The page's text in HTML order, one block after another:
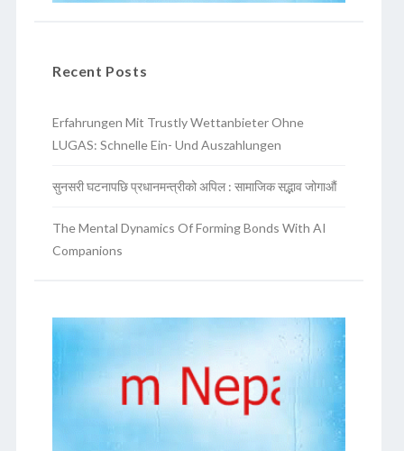
Recent Posts
Erfahrungen Mit Trustly Wettanbieter Ohne
LUGAS: Schnelle Ein- Und Auszahlungen
सुनसरी घटनापछि प्रधानमन्त्रीको अपिल : सामाजिक सद्भाव जोगाऔं
The Mental Dynamics Of Forming Bonds With AI
Companions